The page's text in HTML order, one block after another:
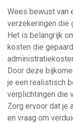
Wees bewust van
verzekeringen die
Het is belangrijk
kosten die
Door deze
je een realistisch
verplichtingen die
Zorg ervoor dat je
en vraag om